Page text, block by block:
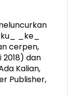
_ke_
cerpen,
dan
Kalian,
Publisher,